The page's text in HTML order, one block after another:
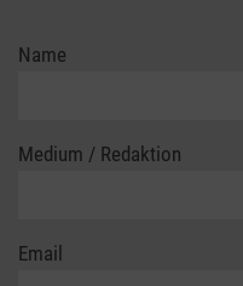
Name
Medium / Redaktion
Email